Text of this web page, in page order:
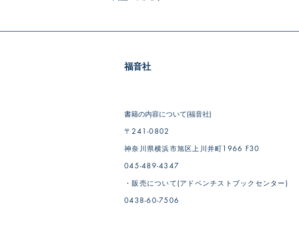
福音社
書籍の内容について(福音社)
〒241-0802
神奈川県横浜市旭区上川井町1966 F30
045-489-4347
・販売について(アドベンチストブックセンター)
0438-60-7506